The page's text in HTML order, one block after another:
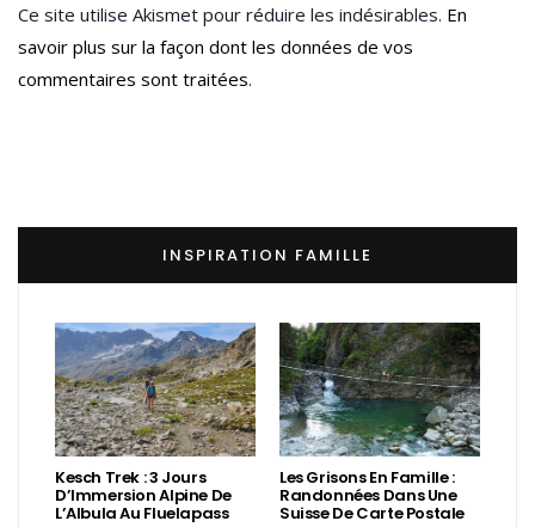
Ce site utilise Akismet pour réduire les indésirables. En
savoir plus sur la façon dont les données de vos
commentaires sont traitées.
INSPIRATION FAMILLE
Kesch Trek : 3 Jours
D’Immersion Alpine De
L’Albula Au Fluelapass
Les Grisons En Famille :
Randonnées Dans Une
Suisse De Carte Postale